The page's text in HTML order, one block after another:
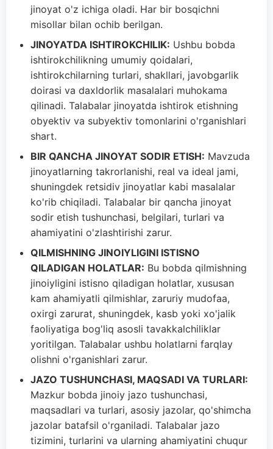
jinoyat o'z ichiga oladi. Har bir bosqichni
misollar bilan ochib berilgan.
JINOYATDA ISHTIROKCHILIK: Ushbu bobda
ishtirokchilikning umumiy qoidalari,
ishtirokchilarning turlari, shakllari, javobgarlik
doirasi va daxldorlik masalalari muhokama
qilinadi. Talabalar jinoyatda ishtirok etishning
obyektiv va subyektiv tomonlarini o'rganishlari
shart.
BIR QANCHA JINOYAT SODIR ETISH: Mavzuda
jinoyatlarning takrorlanishi, real va ideal jami,
shuningdek retsidiv jinoyatlar kabi masalalar
ko'rib chiqiladi. Talabalar bir qancha jinoyat
sodir etish tushunchasi, belgilari, turlari va
ahamiyatini o'zlashtirishi zarur.
QILMISHNING JINOIYLIGINI ISTISNO
QILADIGAN HOLATLAR: Bu bobda qilmishning
jinoiyligini istisno qiladigan holatlar, xususan
kam ahamiyatli qilmishlar, zaruriy mudofaa,
oxirgi zarurat, shuningdek, kasb yoki xo'jalik
faoliyatiga bog'liq asosli tavakkalchiliklar
yoritilgan. Talabalar ushbu holatlarni farqlay
olishni o'rganishlari zarur.
JAZO TUSHUNCHASI, MAQSADI VA TURLARI:
Mazkur bobda jinoiy jazo tushunchasi,
maqsadlari va turlari, asosiy jazolar, qo'shimcha
jazolar batafsil o'rganiladi. Talabalar jazo
tizimini, turlarini va ularning ahamiyatini chuqur